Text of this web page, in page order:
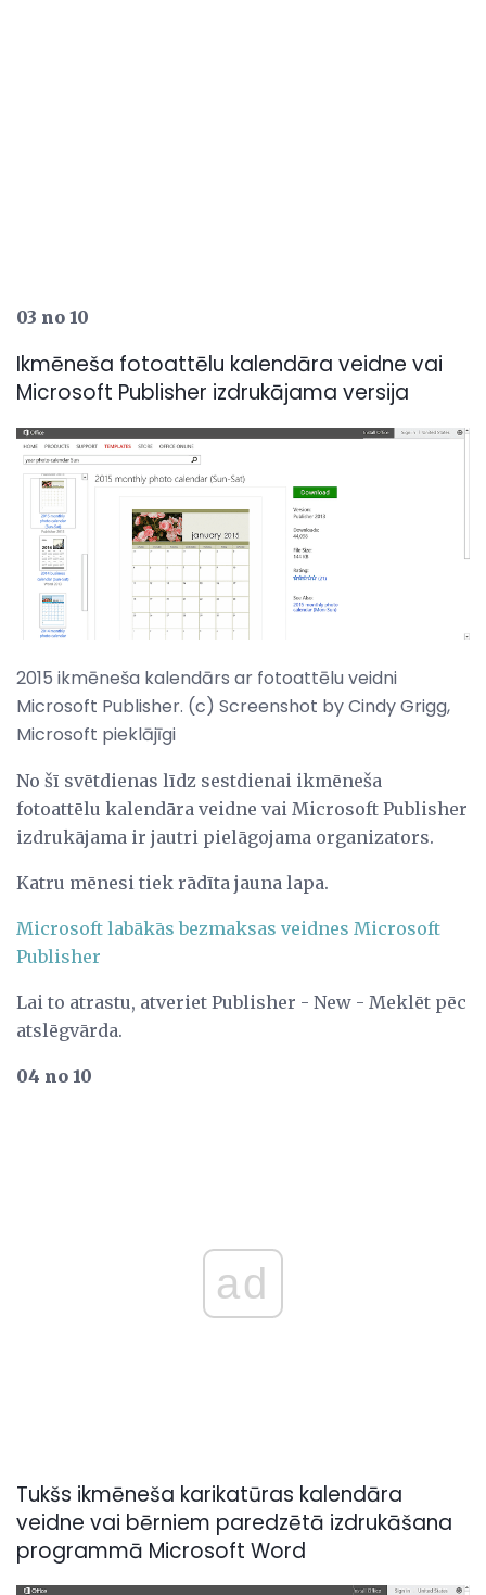
03 no 10
Ikmēneša fotoattēlu kalendāra veidne vai
Microsoft Publisher izdrukājama versija
2015 ikmēneša kalendārs ar fotoattēlu veidni
Microsoft Publisher. (c) Screenshot by Cindy Grigg,
Microsoft pieklājīgi
No šī svētdienas līdz sestdienai ikmēneša
fotoattēlu kalendāra veidne vai Microsoft Publisher
izdrukājama ir jautri pielāgojama organizators.
Katru mēnesi tiek rādīta jauna lapa.
Microsoft labākās bezmaksas veidnes Microsoft
Publisher
Lai to atrastu, atveriet Publisher - New - Meklēt pēc
atslēgvārda.
04 no 10
ad
Tukšs ikmēneša karikatūras kalendāra
veidne vai bērniem paredzētā izdrukāšana
programmā Microsoft Word